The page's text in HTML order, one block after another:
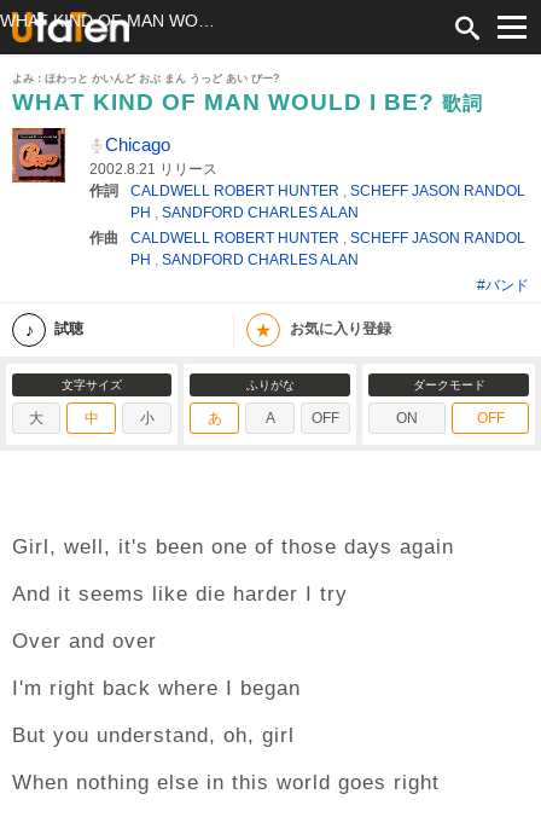
よみ：ほわっと かいんど おぶ まん うっど あい びー?
WHAT KIND OF MAN WOULD I BE? 歌詞
Chicago
2002.8.21 リリース
作詞
CALDWELL ROBERT HUNTER , SCHEFF JASON RANDOL
PH , SANDFORD CHARLES ALAN
作曲
CALDWELL ROBERT HUNTER , SCHEFF JASON RANDOL
PH , SANDFORD CHARLES ALAN
#バンド
試聴 ★ お気に入り登録
文字サイズ
大 中 小
ふりがな
あ A OFF
ダークモード
ON OFF
Girl, well, it's been one of those days again
And it seems like die harder I try
Over and over
I'm right back where I began
But you understand, oh, girl
When nothing else in this world goes right